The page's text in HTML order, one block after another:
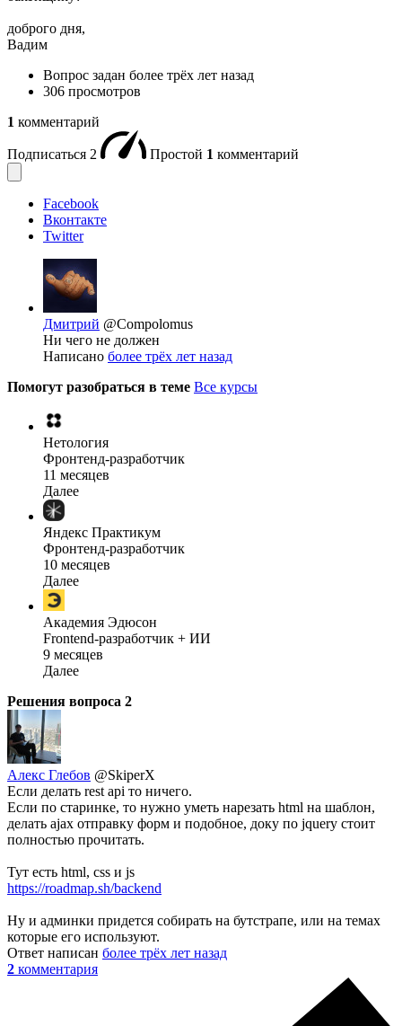
доброго дня,
Вадим
Вопрос задан более трёх лет назад
306 просмотров
1 комментарий
Подписаться 2 Простой 1 комментарий
Facebook
Вконтакте
Twitter
Дмитрий @Compolomus
Ни чего не должен
Написано более трёх лет назад
Помогут разобраться в теме Все курсы
Нетология
Фронтенд-разработчик
11 месяцев
Далее
Яндекс Практикум
Фронтенд-разработчик
10 месяцев
Далее
Академия Эдюсон
Frontend-разработчик + ИИ
9 месяцев
Далее
Решения вопроса 2
Алекс Глебов @SkiperX
Если делать rest api то ничего.
Если по старинке, то нужно уметь нарезать html на шаблон,
делать ajax отправку форм и подобное, доку по jquery стоит
полностью прочитать.
Тут есть html, css и js
https://roadmap.sh/backend
Ну и админки придется собирать на бутстрапе, или на темах
которые его используют.
Ответ написан более трёх лет назад
2 комментария